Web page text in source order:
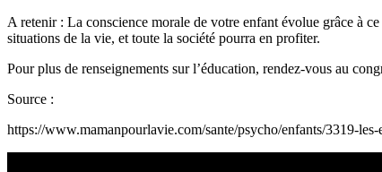
A retenir : La conscience morale de votre enfant évolue grâce à
situations de la vie, et toute la société pourra en profiter.
Pour plus de renseignements sur l’éducation, rendez-vous au
Source :
https://www.mamanpourlavie.com/sante/psycho/enfants/3319-